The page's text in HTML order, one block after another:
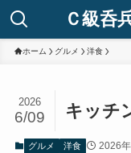
Ｃ級呑
ホーム グルメ 洋食
キッチ
2026
6/09
グルメ 洋食 2026